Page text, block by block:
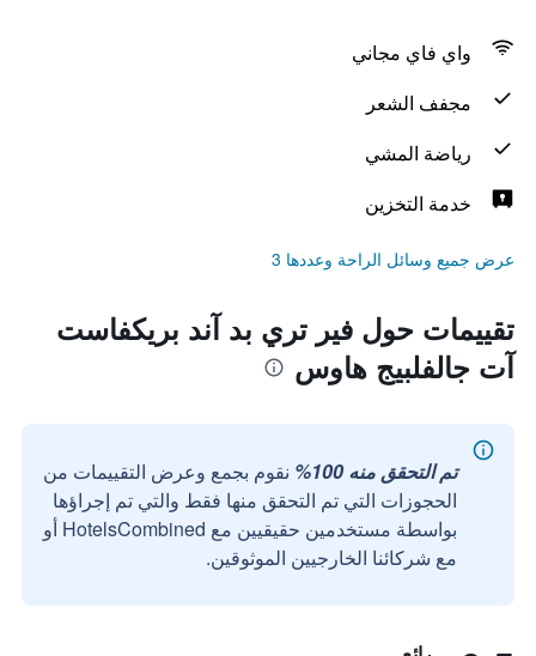
واي فاي مجاني
مجفف الشعر
رياضة المشي
خدمة التخزين
عرض جميع وسائل الراحة وعددها 3
تقييمات حول فير تري بد آند بريكفاست
آت جالفلبيج هاوس
تم التحقق منه 100%
نقوم بجمع وعرض التقييمات من
الحجوزات التي تم التحقق منها فقط والتي تم إجراؤها
بواسطة مستخدمين حقيقيين مع HotelsCombined أو
مع شركائنا الخارجيين الموثوقين.